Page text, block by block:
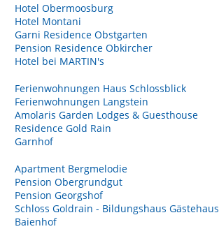
Hotel Obermoosburg
Hotel Montani
Garni Residence Obstgarten
Pension Residence Obkircher
Hotel bei MARTIN's
Ferienwohnungen Haus Schlossblick
Ferienwohnungen Langstein
Amolaris Garden Lodges & Guesthouse
Residence Gold Rain
Garnhof
Apartment Bergmelodie
Pension Obergrundgut
Pension Georgshof
Schloss Goldrain - Bildungshaus Gästehaus
Baienhof